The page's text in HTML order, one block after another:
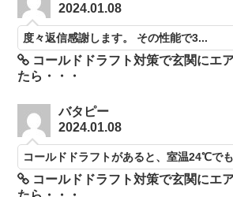
2024.01.08
度々返信感謝します。 その性能で3...
コールドドラフト対策で玄関にエ
たら・・・
バタピー
2024.01.08
コールドドラフトがあると、室温24℃で
コールドドラフト対策で玄関にエ